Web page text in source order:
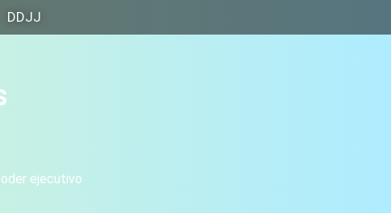
DDJJ
ejecutivo